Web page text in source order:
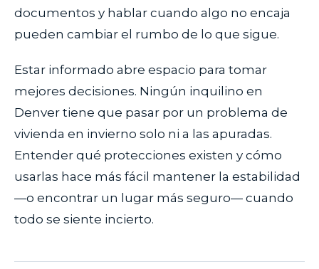
documentos y hablar cuando algo no encaja
pueden cambiar el rumbo de lo que sigue.
Estar informado abre espacio para tomar
mejores decisiones. Ningún inquilino en
Denver tiene que pasar por un problema de
vivienda en invierno solo ni a las apuradas.
Entender qué protecciones existen y cómo
usarlas hace más fácil mantener la estabilidad
—o encontrar un lugar más seguro— cuando
todo se siente incierto.